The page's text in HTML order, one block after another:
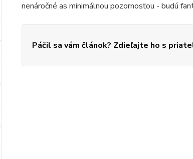
nenáročné as minimálnou pozornosťou - budú
Páčil sa vám článok? Zdieľajte ho s